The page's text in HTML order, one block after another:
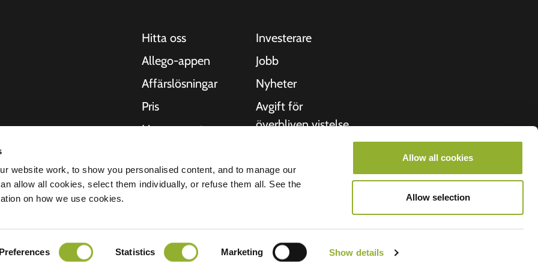
website work, to show you personalised content, and to manage our
allow all cookies, select them individually, or refuse them all. See the
on how we use cookies.
Preferences Statistics Marketing Show details
Allow all cookies
Allow selection
bussar
heltäckande
städer att leverera
som våra
Hitta oss
Allego-appen
Affärslösningar
Pris
Live support
Leverantörer
Investerare
Jobb
Nyheter
Avgift för
överbliven vistelse
Om oss
Alla rättigheter förbehållna © 2026 - Allego B.V.
Ansvarsfriskrivning Cookies